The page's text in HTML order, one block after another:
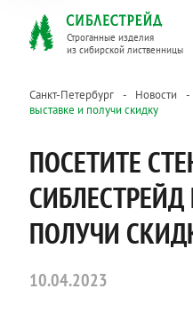
Строганные изделия
из сибирской лиственницы
Санкт-Петербург Новости
выставке и получи скидку
ПОСЕТИТЕ
ПОЛУЧИ
10.04.2023